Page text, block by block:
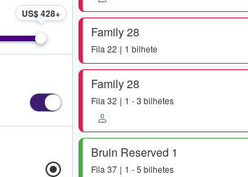
Family 28
Fila 22 1 bilhete
Family 28
Fila 32 1 - 3 bilhetes
Bruin Reserved 1
Fila 37 1 - 5 bilhetes
US$ 428